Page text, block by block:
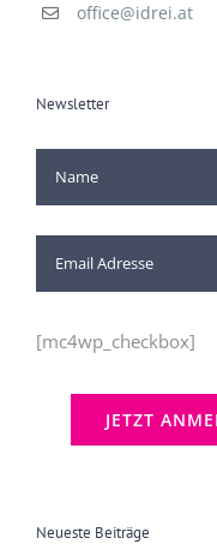
office@idrei.at
Newsletter
[mc4wp_checkbox]
Neueste Beiträge